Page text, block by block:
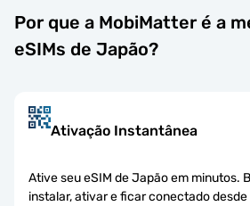
Por que a MobiMatter é a
eSIMs de Japão?
Ativação Instantânea
Ative seu eSIM de Japão em minutos.
instalar, ativar e ficar conectado